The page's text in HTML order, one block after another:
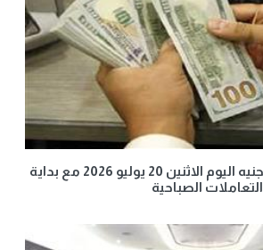
سعر الدولار مقابل الجنيه اليوم الاثنين 20 يوليو 2026 مع بداية
التعاملات الصباحية